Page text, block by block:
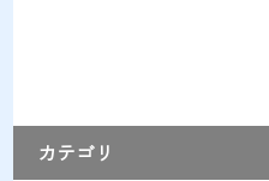
カテゴリ